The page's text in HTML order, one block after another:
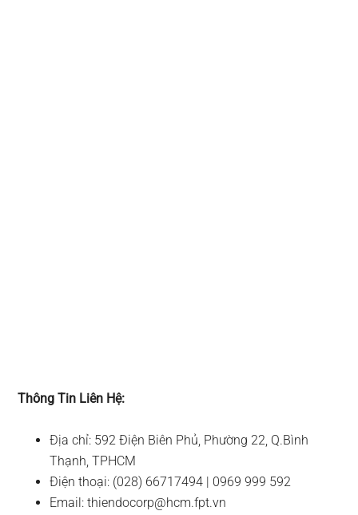
Thông Tin Liên Hệ:
Địa chỉ: 592 Điện Biên Phủ, Phường 22, Q.Bình
Thạnh, TPHCM
Điện thoại: (028) 66717494 | 0969 999 592
Email:thiendocorp@hcm.fpt.vn